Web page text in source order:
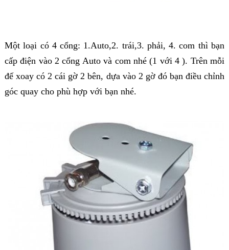
Một loại có 4 cổng: 1.Auto,2. trái,3. phải, 4. com thì bạn
cấp điện vào 2 cổng Auto và com nhé (1 với 4 ). Trên mỗi
đế xoay có 2 cái gờ 2 bên, dựa vào 2 gờ đó bạn điều chỉnh
góc quay cho phù hợp với bạn nhé.